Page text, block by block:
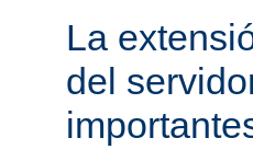
La
del